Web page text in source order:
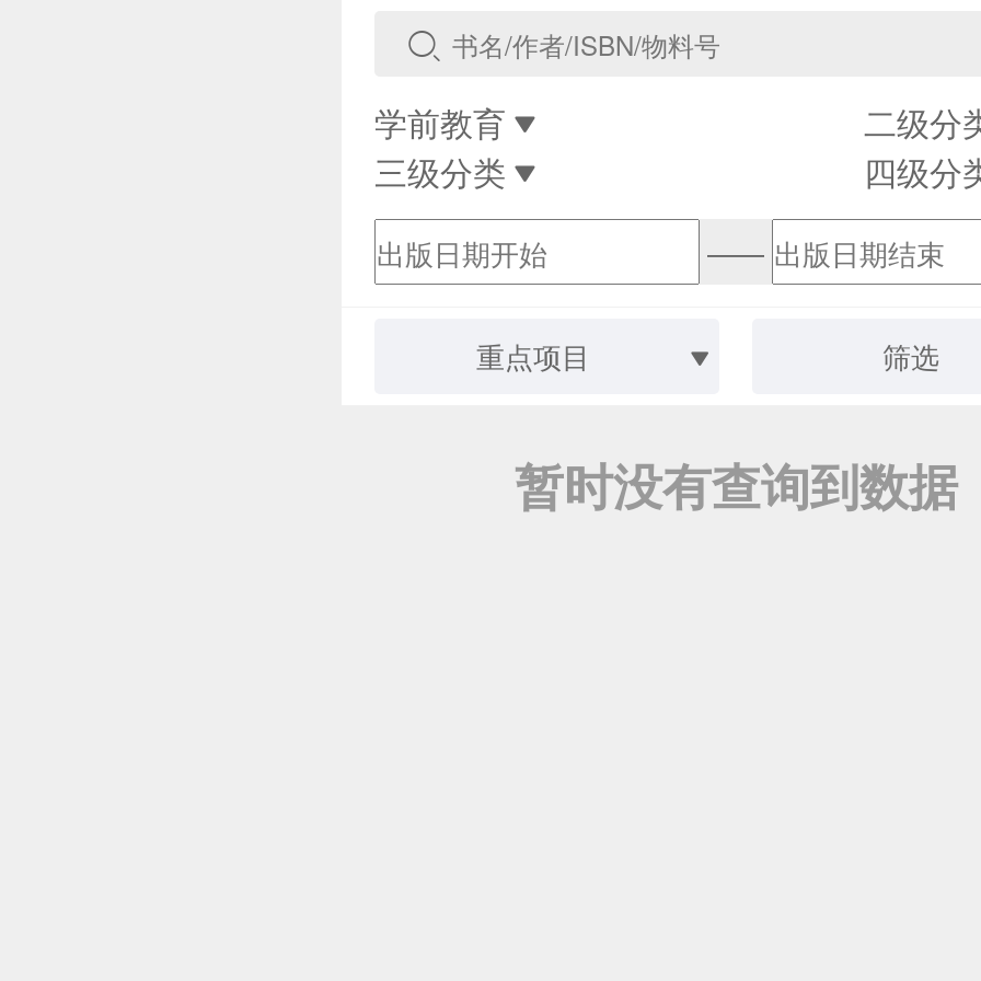
学前教育
二级分
三级分类
四级分
——
重点项目 筛选
暂时没有查询到数据